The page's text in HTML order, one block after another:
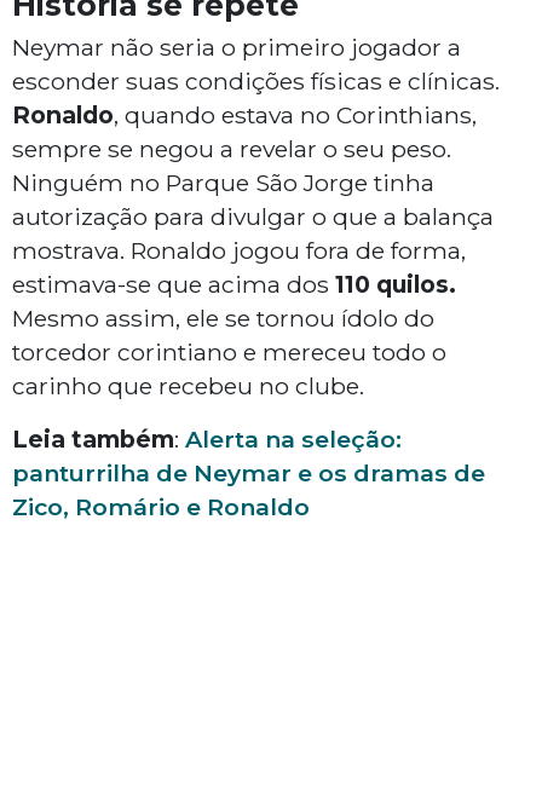
Neymar não seria o primeiro jogador a
esconder suas condições físicas e clínicas.
Ronaldo, quando estava no Corinthians,
sempre se negou a revelar o seu peso.
Ninguém no Parque São Jorge tinha
autorização para divulgar o que a balança
mostrava. Ronaldo jogou fora de forma,
estimava-se que acima dos 110 quilos.
Mesmo assim, ele se tornou ídolo do
torcedor corintiano e mereceu todo o
carinho que recebeu no clube.
Leia também: Alerta na seleção:
panturrilha de Neymar e os dramas de
Zico, Romário e Ronaldo